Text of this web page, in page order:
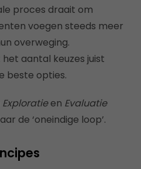
proces draait om
voegen steeds meer
overweging.
aantal keuzes juist
beste opties.
Exploratieen Evaluatie
de ‘oneindige loop’.